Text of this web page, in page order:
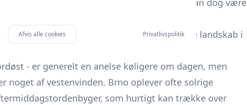
af landet. Metro- og sporvognsstationerne kan dog være
lag anbefales. Vestpå, omkring Plzeň, er
kommer hyppigere ind fra det bakkede landskab i
på Štruncovy sady Stadion.
- er generelt en anelse køligere om dagen, men
noget af vestenvinden. Brno oplever ofte solrige
som hurtigt kan trække over
Afvis alle cookies Privatlivspolitik